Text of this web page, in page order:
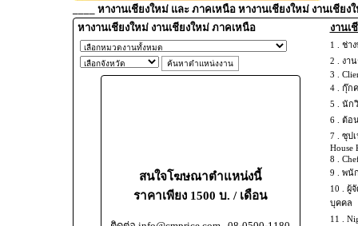
____ หางานเชียงใหม่ และ ภาคเหนือ หางานเชียงใหม่ งานเชียง
หางานเชียงใหม่ งานเชียงใหม่ ภาคเหนือ
สนใจโฆษณาตำแหน่งนี้
ราคาเพียง 1500 บ. / เดือน
งานเ
1 . ช่า
2 . งา
3 .
4 . กุ๊ก
5 . นัก
6 . ต้อ
7 . ซุป
House
8 .
9 . พนั
10 . ผู้
บุคคล
11 .